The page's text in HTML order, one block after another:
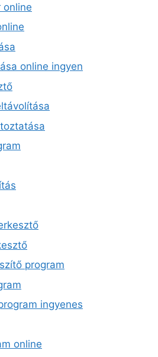
online
online ingyen
program
ingyenes
online